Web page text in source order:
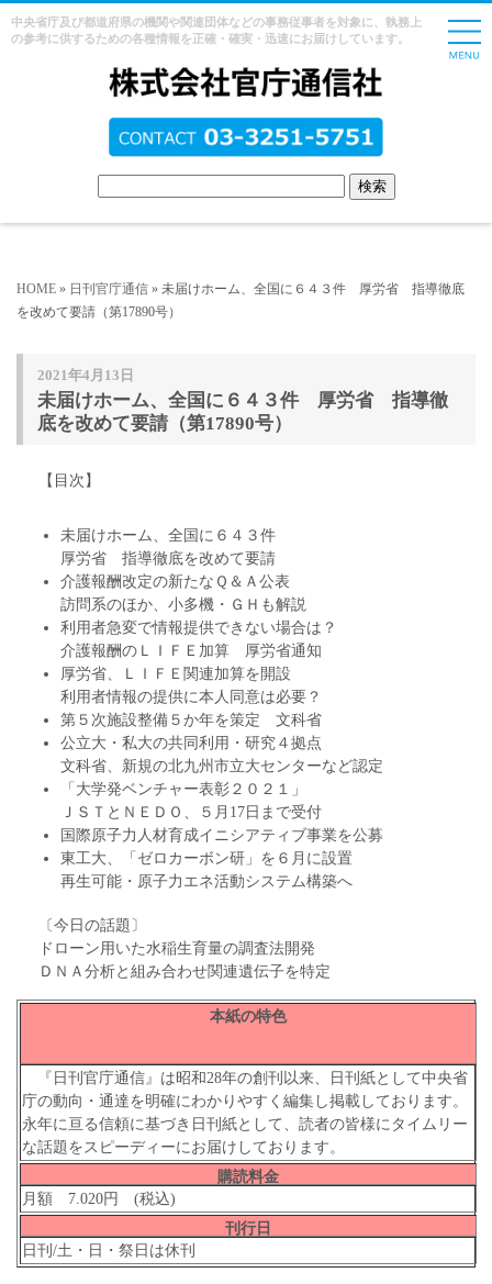
中央省庁及び都道府県の機関や関連団体などの事務従事者を対象に、執務上
の参考に供するための各種情報を正確・確実・迅速にお届けしています。
HOME » 日刊官庁通信 » 未届けホーム、全国に６４３件 厚労省 指導徹底
を改めて要請（第17890号）
2021年4月13日
未届けホーム、全国に６４３件 厚労省 指導徹
底を改めて要請（第17890号）
【目次】
未届けホーム、全国に６４３件
厚労省 指導徹底を改めて要請
介護報酬改定の新たなＱ＆Ａ公表
訪問系のほか、小多機・ＧＨも解説
利用者急変で情報提供できない場合は？
介護報酬のＬＩＦＥ加算 厚労省通知
厚労省、ＬＩＦＥ関連加算を開設
利用者情報の提供に本人同意は必要？
第５次施設整備５か年を策定 文科省
公立大・私大の共同利用・研究４拠点
文科省、新規の北九州市立大センターなど認定
「大学発ベンチャー表彰２０２１」
ＪＳＴとＮＥＤＯ、５月17日まで受付
国際原子力人材育成イニシアティブ事業を公募
東工大、「ゼロカーボン研」を６月に設置
再生可能・原子力エネ活動システム構築へ
〔今日の話題〕
ドローン用いた水稲生育量の調査法開発
ＤＮＡ分析と組み合わせ関連遺伝子を特定
本紙の特色
『日刊官庁通信』は昭和28年の創刊以来、日刊紙として中央省
庁の動向・通達を明確にわかりやすく編集し掲載しております。
永年に亘る信頼に基づき日刊紙として、読者の皆様にタイムリー
な話題をスピーディーにお届けしております。
購読料金
月額 7.020円 (税込)
刊行日
日刊/土・日・祭日は休刊